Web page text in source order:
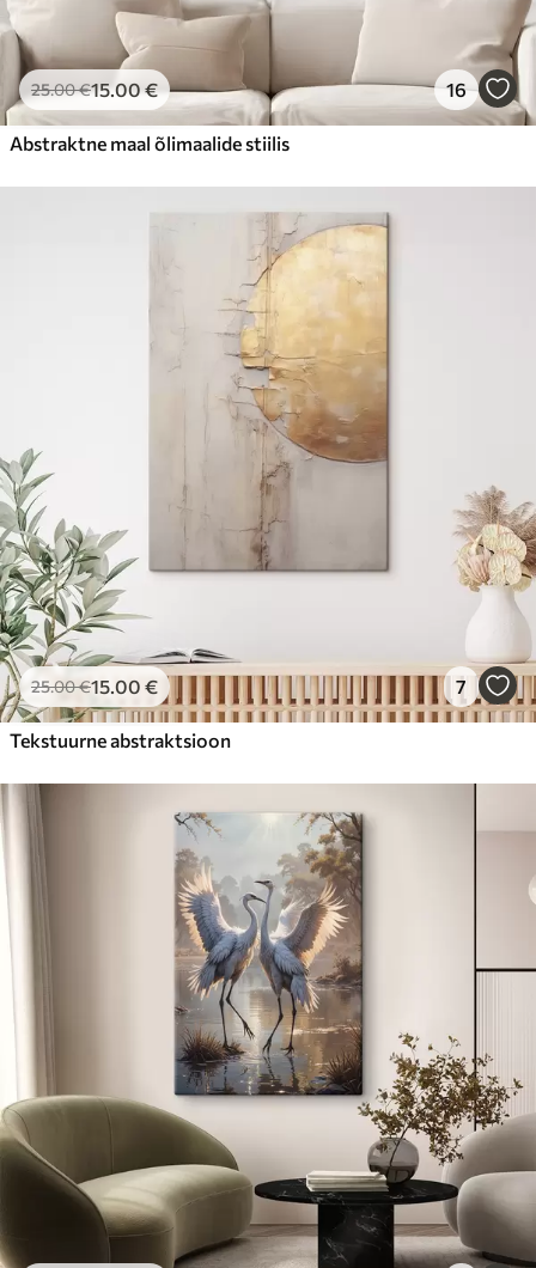
25.00€15.00€ 16
Abstraktne maal õlimaalide stiilis
25.00€15.00 € 7
Tekstuurne abstraktsioon